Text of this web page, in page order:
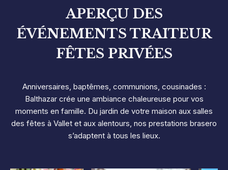
APERÇU DES
ÉVÉNEMENTS TRAITEUR
FÊTES PRIVÉES
Anniversaires, baptêmes, communions, cousinades :
Balthazar crée une ambiance chaleureuse pour vos
moments en famille. Du jardin de votre maison aux salles
des fêtes à Vallet et aux alentours, nos prestations brasero
s’adaptent à tous les lieux.